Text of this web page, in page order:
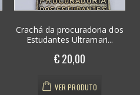
Crachá da procuradoria dos
Estudantes Ultramari...
€ 20,00
VER PRODUTO